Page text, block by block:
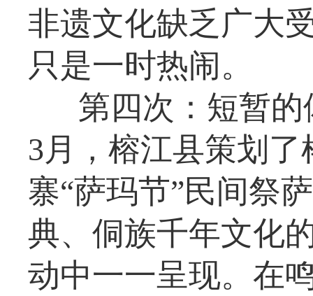
非遗文化缺乏广大
只是一时热闹。
第四次：短暂
3月，榕江县策划
寨“萨玛节”民间祭
典、侗族千年文化
动中一一呈现。在